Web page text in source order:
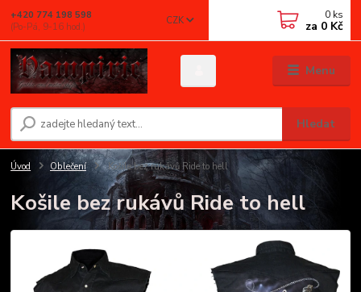
Menu
CZK
Hledat
+420 774 198 598
(Po-Pá, 9-16 hod.)
0 ks
za 0 Kč
Úvod Oblečení Košile bez rukávů Ride to hell
Košile bez rukávů Ride to hell